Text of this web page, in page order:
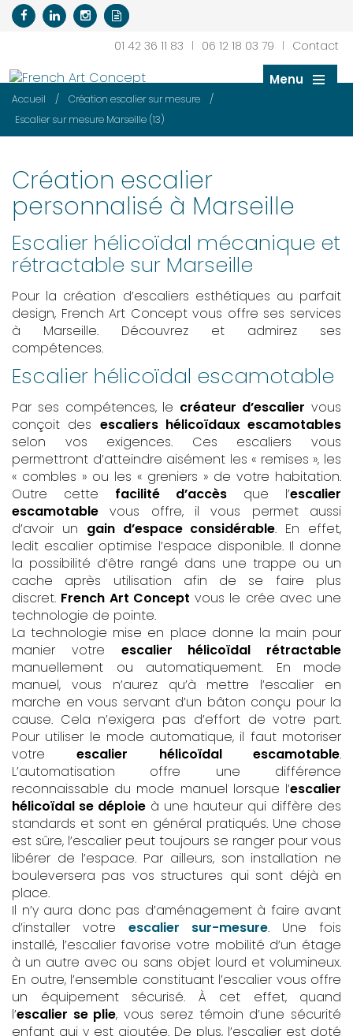
01 42 36 11 83 | 06 12 18 03 79 | Contact
Menu
Accueil / Création escalier sur mesure /
Escalier sur mesure Marseille (13)
Création escalier
personnalisé à Marseille
Escalier hélicoïdal mécanique et
rétractable sur Marseille
Pour la création d’escaliers esthétiques au parfait
design, French Art Concept vous offre ses services
à Marseille. Découvrez et admirez ses
compétences.
Escalier hélicoïdal escamotable
Par ses compétences, le créateur d’escalier vous
conçoit des escaliers hélicoïdaux escamotables
selon vos exigences. Ces escaliers vous
permettront d’atteindre aisément les « remises », les
« combles » ou les « greniers » de votre habitation.
Outre cette facilité d’accès que l’escalier
escamotable vous offre, il vous permet aussi
d’avoir un gain d’espace considérable. En effet,
ledit escalier optimise l’espace disponible. Il donne
la possibilité d’être rangé dans une trappe ou un
cache après utilisation afin de se faire plus
discret. French Art Concept vous le crée avec une
technologie de pointe.
La technologie mise en place donne la main pour
manier votre escalier hélicoïdal rétractable
manuellement ou automatiquement. En mode
manuel, vous n’aurez qu’à mettre l’escalier en
marche en vous servant d’un bâton conçu pour la
cause. Cela n’exigera pas d’effort de votre part.
Pour utiliser le mode automatique, il faut motoriser
votreescalier hélicoïdal escamotable.
L’automatisation offre une différence
reconnaissable du mode manuel lorsque l’escalier
hélicoïdal se déploie à une hauteur qui diffère des
standards et sont en général pratiqués. Une chose
est sûre, l’escalier peut toujours se ranger pour vous
libérer de l’espace. Par ailleurs, son installation ne
bouleversera pas vos structures qui sont déjà en
place.
Il n’y aura donc pas d’aménagement à faire avant
d’installer votre escalier sur-mesure. Une fois
installé, l’escalier favorise votre mobilité d’un étage
à un autre avec ou sans objet lourd et volumineux.
En outre, l’ensemble constituant l’escalier vous offre
un équipement sécurisé. À cet effet, quand
l’escalier se plie, vous serez témoin d’une sécurité
enfant qui y est ajoutée. De plus, l’escalier est doté